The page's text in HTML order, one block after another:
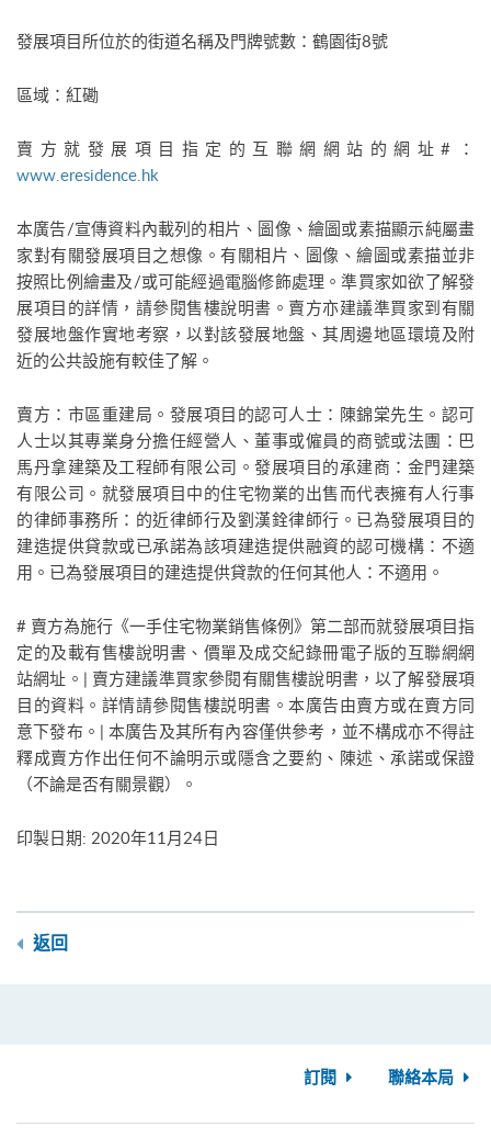
發展項目所位於的街道名稱及門牌號數：鶴園街8號
區域：紅磡
賣方就發展項目指定的互聯網網站的網址#：
www.eresidence.hk
本廣告/宣傳資料內載列的相片、圖像、繪圖或素描顯示純屬畫
家對有關發展項目之想像。有關相片、圖像、繪圖或素描並非
按照比例繪畫及/或可能經過電腦修飾處理。準買家如欲了解發
展項目的詳情，請參閱售樓說明書。賣方亦建議準買家到有關
發展地盤作實地考察，以對該發展地盤、其周邊地區環境及附
近的公共設施有較佳了解。
賣方：市區重建局。發展項目的認可人士：陳錦棠先生。認可
人士以其專業身分擔任經營人、董事或僱員的商號或法團：巴
馬丹拿建築及工程師有限公司。發展項目的承建商：金門建築
有限公司。就發展項目中的住宅物業的出售而代表擁有人行事
的律師事務所：的近律師行及劉漢銓律師行。已為發展項目的
建造提供貸款或已承諾為該項建造提供融資的認可機構：不適
用。已為發展項目的建造提供貸款的任何其他人：不適用。
# 賣方為施行《一手住宅物業銷售條例》第二部而就發展項目指
定的及載有售樓說明書、價單及成交紀錄冊電子版的互聯網網
站網址。| 賣方建議準買家參閱有關售樓說明書，以了解發展項
目的資料。詳情請參閱售樓説明書。本廣告由賣方或在賣方同
意下發布。| 本廣告及其所有內容僅供參考，並不構成亦不得註
釋成賣方作出任何不論明示或隱含之要約、陳述、承諾或保證
（不論是否有關景觀）。
印製日期: 2020年11月24日
返回
訂閱 聯絡本局